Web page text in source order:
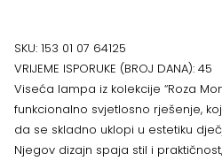
SKU: 153 01 07 64125
VRIJEME ISPORUKE (BROJ DANA): 45
Viseća lampa iz kolekcije “Roza
funkcionalno svjetlosno rješenje,
da se skladno uklopi u estetiku
Njegov dizajn spaja stil i